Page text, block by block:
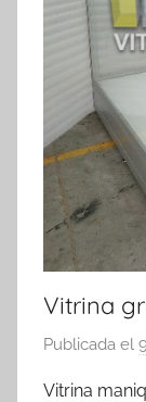
Vitrina
Publicada el
Vitrina